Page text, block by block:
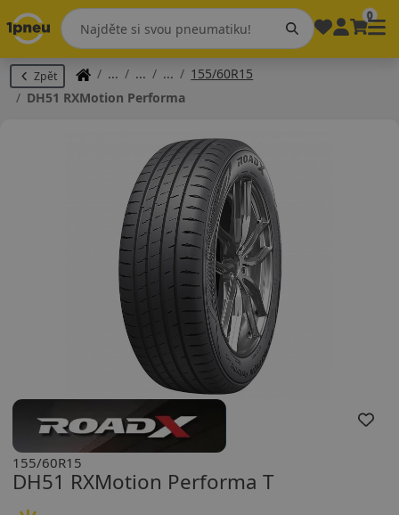
0
Zpět
155/60R15
DH51 RXMotion Performa
DH51 RXMotion Performa T
155/60R15